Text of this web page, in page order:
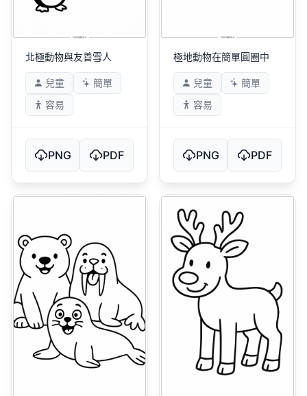
北極動物與友善雪人
兒童
簡單
容易
PNG PDF
極地動物在簡單圓圈中
兒童
簡單
容易
PNG PDF